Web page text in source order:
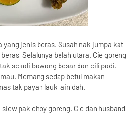
yang jenis beras. Susah nak jumpa kat
Selalunya belah utara. Cie goreng
sekali bawang besar dan cili padi.
Memang sedap betul makan
tak payah lauk lain dah.
pak choy goreng. Cie dan husband